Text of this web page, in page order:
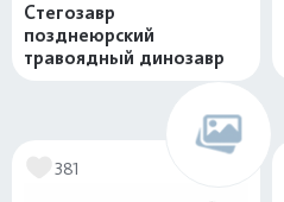
Стегозавр
позднеюрский
травоядный динозавр
381